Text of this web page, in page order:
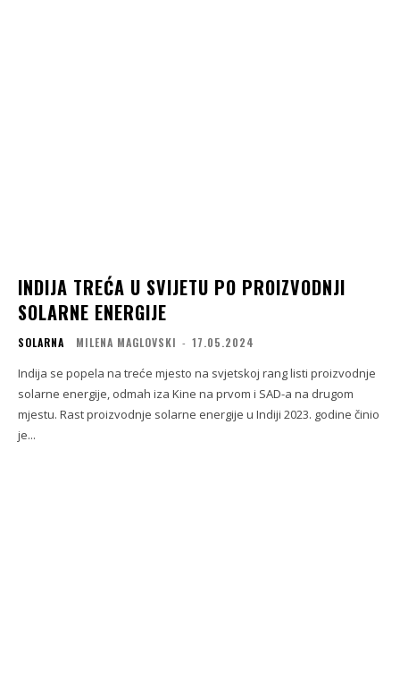
INDIJA TREĆA U SVIJETU PO PROIZVODNJI
SOLARNE ENERGIJE
SOLARNA MILENA MAGLOVSKI - 17.05.2024
Indija se popela na treće mjesto na svjetskoj rang listi proizvodnje
solarne energije, odmah iza Kine na prvom i SAD-a na drugom
mjestu. Rast proizvodnje solarne energije u Indiji 2023. godine činio
je...